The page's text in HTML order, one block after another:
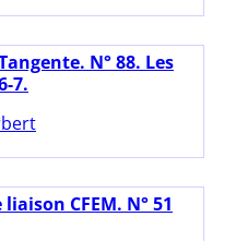
N° 88. Les
7.
CFEM. N° 51